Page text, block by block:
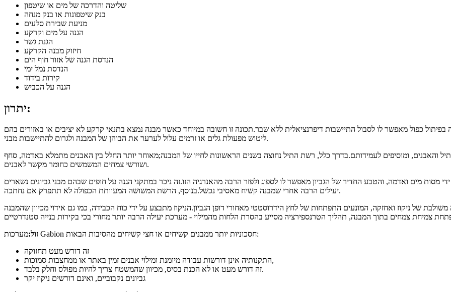
שליטה והדרכה של מים או שיטפון
בנק שיטפונות או בנק מנחה
מניעת שבירת סלעים
הגנה על מים וקרקע
הגנת גשר
חיזוק מבנה הקרקע
הנדסת הגנה של אזור חוף הים
הנדסת נמל ימי
קירות בידוד
הגנה על הכביש
יתרון:
כפול מאפשר לו לסבול התיישבות דיפרנציאלית ללא שבר.תכונה זו חשובה במיוחד כאשר מבנה נמצא בתנאי קרקע לא יציבים או באזורים בהם
ליטוש מפעולת גלים או זרמים עלול לערער את הבוהן של המבנה ולגרום להתיישבות מבני.
והאבנים, ומוסיפים לעמידותם.בדרך כלל, רשת התיל נחוצה בשנים הראשונות לחייו של המבנה;מאוחר יותר החלל בין האבנים מתמלא באדמה, סחף
ושורשי צמחים המשמשים כחומר מקשר לאבנים.
מסות מים ואדמה, והטבע החדיר של הגביון מאפשר לו לספוג ולפזר הרבה מהאנרגיה הזו.זה ניכר במתקני הגנה על חופים שבהם מבני גביונים נשארים
יעילים הרבה אחרי שמבנה קשיח מאסיבי נכשל.בנוסף, הרשת המשושה המעוותת הכפולה לא תתפרק אם נחתכה.
משולבת של ניקוז ואחזקה, המונעים התפתחות של לחץ הידרוסטטי מאחורי דופן הגביון.הניקוז מתבצע על ידי כוח הכבידה, כמו גם אידוי מכיוון שהמבנה
זול:
מערכות Gabion חסכוניות יותר ממבנים קשיחים או חצי קשיחים מהסיבות הבאות:
זה דורש מעט תחזוקה
התקנותיה אינן דורשות עבודה מיומנת ומילוי אבנים זמין באתר או ממחצבות סמוכות,
זה דורש מעט או לא הכנת בסיס, מכיוון שהמשטח צריך להיות מפולס וחלק בלבד.
גביונים נקבוביים, ואינם דורשים ניקוז יקר